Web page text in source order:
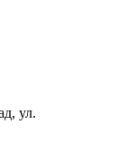
ул.